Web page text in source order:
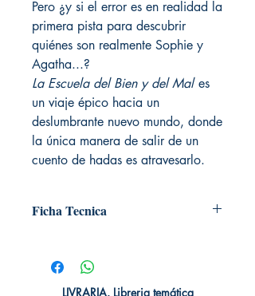
Pero ¿y si el error es en realidad la
primera pista para descubrir
quiénes son realmente Sophie y
Agatha...?
La Escuela del Bien y del Males
un viaje épico hacia un
deslumbrante nuevo mundo, donde
la única manera de salir de un
cuento de hadas es atravesarlo.
Ficha Tecnica
Editorial: Puck
Idioma: Castellano
Encuadernación: Blanda
LIVRARIA. Libreria temática